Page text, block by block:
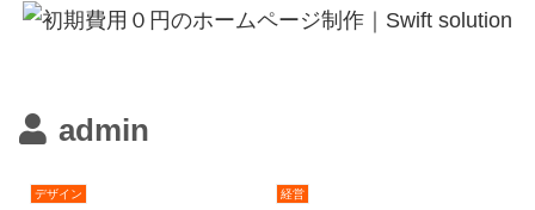
admin
デザイン 経営